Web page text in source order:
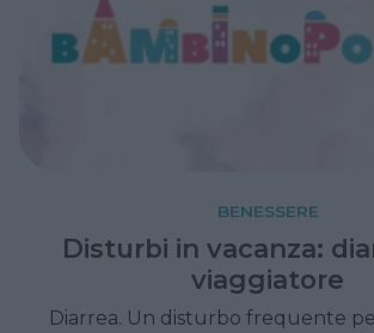
BENESSERE
Disturbi in vacanza:
viaggiatore
Diarrea. Un disturbo frequente